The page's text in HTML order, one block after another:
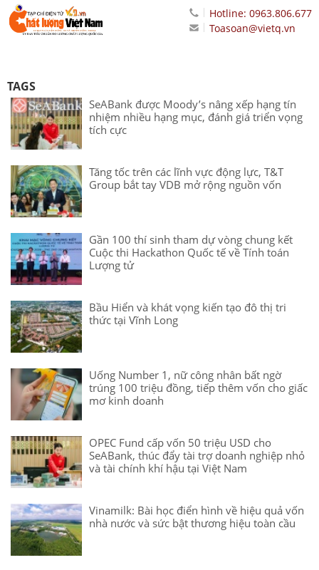
Hotline: 0963.806.677
Toasoan@vietq.vn
TAGS
SeABank được Moody’s nâng xếp hạng tín
nhiệm nhiều hạng mục, đánh giá triển vọng
tích cực
Tăng tốc trên các lĩnh vực động lực, T&T
Group bắt tay VDB mở rộng nguồn vốn
Gần 100 thí sinh tham dự vòng chung kết
Cuộc thi Hackathon Quốc tế về Tính toán
Lượng tử
Bầu Hiển và khát vọng kiến tạo đô thị tri
thức tại Vĩnh Long
Uống Number 1, nữ công nhân bất ngờ
trúng 100 triệu đồng, tiếp thêm vốn cho giấc
mơ kinh doanh
OPEC Fund cấp vốn 50 triệu USD cho
SeABank, thúc đẩy tài trợ doanh nghiệp nhỏ
và tài chính khí hậu tại Việt Nam
Vinamilk: Bài học điển hình về hiệu quả vốn
nhà nước và sức bật thương hiệu toàn cầu